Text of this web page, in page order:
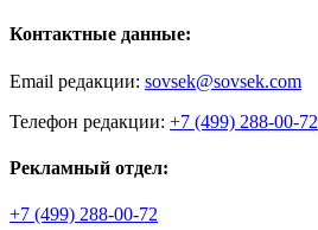
Контактные данные:
Email редакции: sovsek@sovsek.com
Телефон редакции: +7 (499) 288-00-72
Рекламный отдел:
+7 (499) 288-00-72